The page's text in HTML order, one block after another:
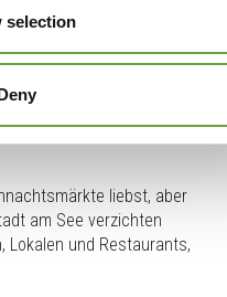
selection
Malvezzi, Piazza
Cappelletti direkt am See
liebst, aber
am See verzichten
und Restaurants,